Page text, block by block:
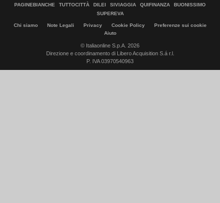
PAGINEBIANCHE
TUTTOCITTÀ DILEI SIVIAGGIA QUIFINANZA
BUONISSIMO
SUPEREVA
Chi siamo Note Legali Privacy Cookie Policy
Preferenze sui cookie
Aiuto
© Italiaonline S.p.A. 2026
Direzione e coordinamento di Libero Acquisition S.á r.l.
P. IVA 03970540963